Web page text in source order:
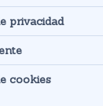
privacidad
cookies